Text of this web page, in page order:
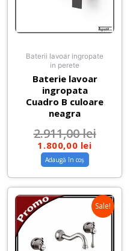
Baterii lavoar ingropate
in perete
Baterie lavoar
ingropata
Cuadro B culoare
neagra
2.911,00lei
1.800,00 lei
Adaugă în coș
Sale!